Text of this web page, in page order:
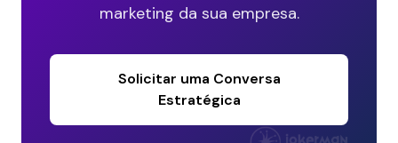
marketing da sua empresa.
Solicitar uma Conversa
Estratégica